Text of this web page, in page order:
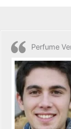
Perfume